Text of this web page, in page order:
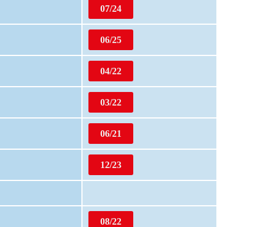
07/24
06/25
04/22
03/22
06/21
12/23
08/22